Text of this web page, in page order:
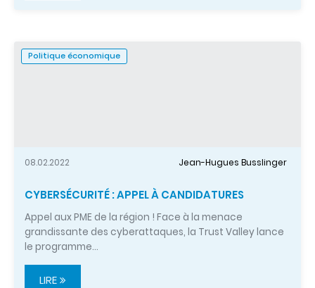
Politique économique
08.02.2022 Jean-Hugues Busslinger
CYBERSÉCURITÉ : APPEL À CANDIDATURES
Appel aux PME de la région ! Face à la menace
grandissante des cyberattaques, la Trust Valley lance
le programme…
LIRE